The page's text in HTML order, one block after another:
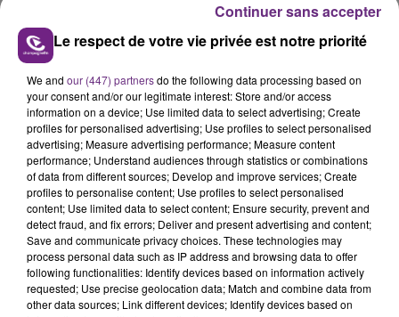
LA CENTRALE NUCLÉAIRE DE CHOOZ
TOUJOURS À L'ARRÊT
Cela fait déjà une semaine que la centrale
nucléaire ardennaise est à l'arrêt. Une situation
justifiée par la sécheresse intense qui est toujours
présente.
LE MAGASIN JOUÉCLUB DE REIMS FERME
SES PORTES
C'était l'une des institutions du centre-ville
Le respect de votre vie privée est notre priorité
We and our (447) partnersdo the following data processing based on
your consent and/or our legitimate interest: Store and/or access
information on a device; Use limited data to select advertising; Create
profiles for personalised advertising; Use profiles to select personalised
advertising; Measure advertising performance; Measure content
performance; Understand audiences through statistics or combinations
of data from different sources; Develop and improve services; Create
profiles to personalise content; Use profiles to select personalised
content; Use limited data to select content; Ensure security, prevent and
detect fraud, and fix errors; Deliver and present advertising and content;
Save and communicate privacy choices. These technologies may
process personal data such as IP address and browsing data to offer
following functionalities: Identify devices based on information actively
requested; Use precise geolocation data; Match and combine data from
other data sources; Link different devices; Identify devices based on
Continuer sans accepter